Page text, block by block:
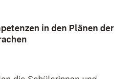
in den Plä­nen der